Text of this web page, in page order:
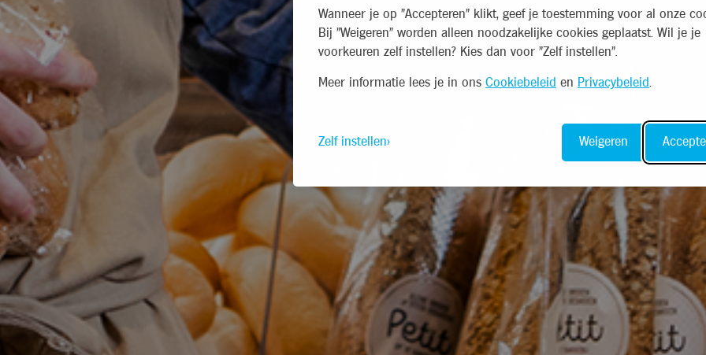
Wanneer je op "Accepteren" klikt, geef je toestemming voor al onze
Bij "Weigeren" worden alleen noodzakelijke cookies geplaatst. Wil je je
voorkeuren zelf instellen? Kies dan voor "Zelf instellen".
Meer informatie lees je in ons Cookiebeleid en Privacybeleid
Zelf instellen Weigeren